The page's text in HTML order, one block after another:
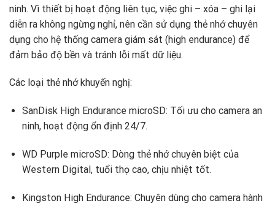
ninh. Vì thiết bị hoạt động liên tục, việc ghi – xóa – ghi lại
diễn ra không ngừng nghỉ, nên cần sử dụng thẻ nhớchuyên
dụng cho hệ thống camera giám sát (high endurance) để
đảm bảo độ bền và tránh lỗi mất dữ liệu.
Các loại thẻ nhớ khuyến nghị:
SanDisk High Endurance microSD: Tối ưu cho camera an
ninh, hoạt động ổn định 24/7.
WD Purple microSD: Dòng thẻ nhớchuyên biệt của
Western Digital, tuổi thọ cao, chịu nhiệt tốt.
Kingston High Endurance: Chuyên dùng cho camera hành